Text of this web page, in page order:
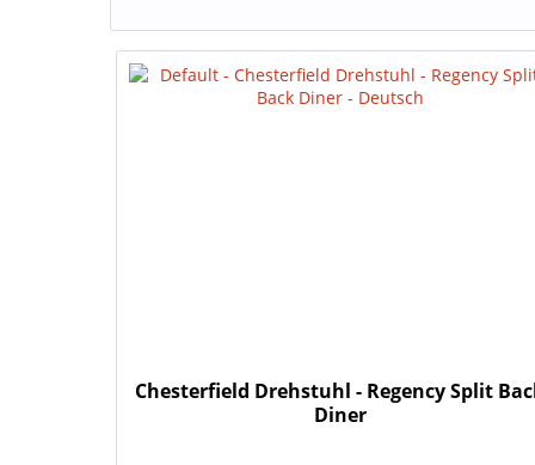
Chesterfield Drehstuhl - Regency Split
Diner